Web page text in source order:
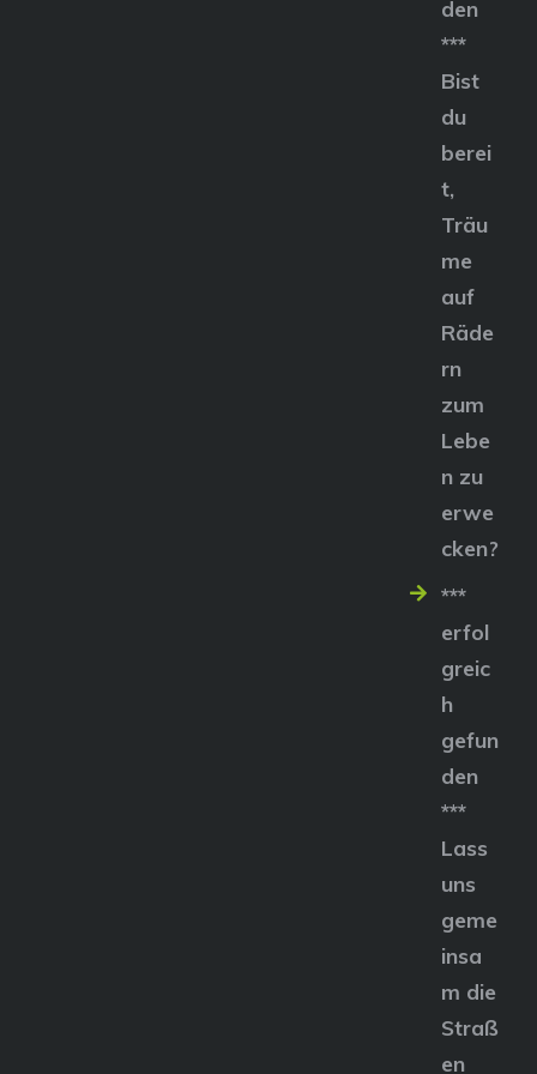
den
***
Bist
du
berei
t,
Träu
me
auf
Räde
rn
zum
Lebe
n zu
erwe
cken?
***
erfol
greic
h
gefun
den
***
Lass
uns
geme
insa
m die
Straß
en